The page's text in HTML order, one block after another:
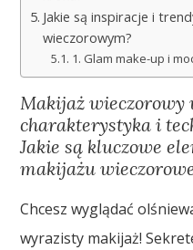
Jakie są inspiracje i
wieczorowym?
1. Glam make-up i
Makijaż wieczorowy
charakterystyka i
Jakie są kluczowe
makijażu
Chcesz wyglądać
wyrazisty makijaż!